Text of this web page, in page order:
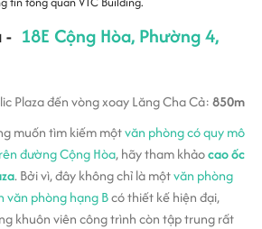
- 18E Cộng Hòa, Phường 4,
Plaza đến vòng xoay Lăng Cha Cả:850m
muốn tìm kiếm mộtvăn phòng có quy mô
đường Cộng Hòa, hãy tham khảocao ốc
. Bởi vì, đây không chỉ là mộtvăn phòng
văn phòng hạng Bcó thiết kế hiện đại,
khuôn viên công trình còn tập trung rất